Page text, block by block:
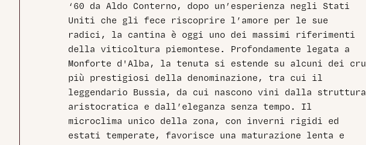
‘60 da Aldo Conterno, dopo un’esperienza negli Stati
Uniti che gli fece riscoprire l’amore per le sue
radici, la cantina è oggi uno dei massimi riferimenti
della viticoltura piemontese. Profondamente legata a
Monforte d'Alba, la tenuta si estende su alcuni dei cru
più prestigiosi della denominazione, tra cui il
leggendario Bussia, da cui nascono vini dalla struttura
aristocratica e dall’eleganza senza tempo. Il
microclima unico della zona, con inverni rigidi ed
estati temperate, favorisce una maturazione lenta e